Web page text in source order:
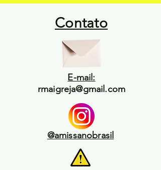
Contato
E-mail:
rmaigreja@gmail.com
@amissanobrasil